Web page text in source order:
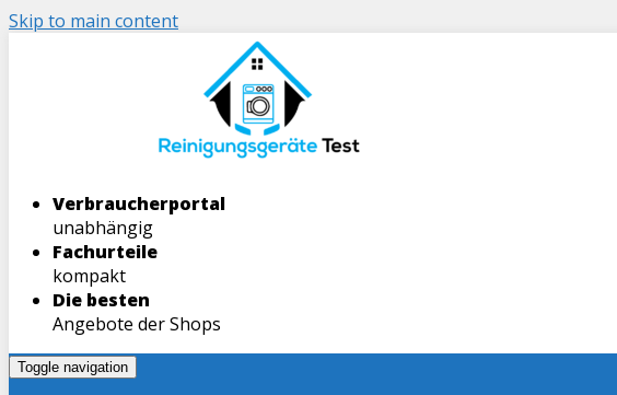
Skip to main content
Verbraucherportal
unabhängig
Fachurteile
kompakt
Die besten
Angebote der Shops
Toggle navigation